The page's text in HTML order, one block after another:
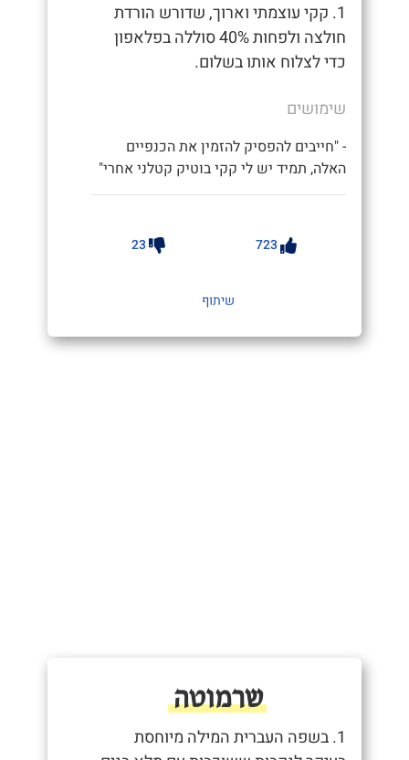
1. קקי עוצמתי וארוך, שדורש הורדת
חולצה ולפחות 40% סוללה בפלאפון
כדי לצלוח אותו בשלום.
שימושים
- "חייבים להפסיק להזמין את הכנפיים
האלה, תמיד יש לי קקי בוטיק קטלני אחרי"
723
23
שיתוף
שרמוטה
1. בשפה העברית המילה מיוחסת